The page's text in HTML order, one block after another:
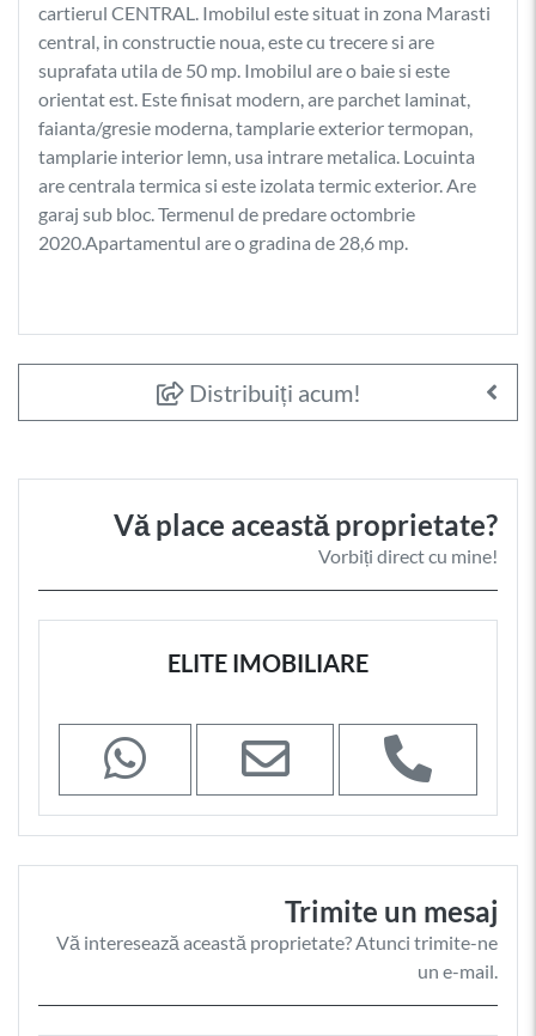
cartierul CENTRAL. Imobilul este situat in zona Marasti
central, in constructie noua, este cu trecere si are
suprafata utila de 50 mp. Imobilul are o baie si este
orientat est. Este finisat modern, are parchet laminat,
faianta/gresie moderna, tamplarie exterior termopan,
tamplarie interior lemn, usa intrare metalica. Locuinta
are centrala termica si este izolata termic exterior. Are
garaj sub bloc. Termenul de predare octombrie
2020.Apartamentul are o gradina de 28,6 mp.
Distribuiți acum!
Vă place această proprietate?
Vorbiți direct cu mine!
ELITE IMOBILIARE
Trimite un mesaj
Vă interesează această proprietate? Atunci trimite-ne
un e-mail.